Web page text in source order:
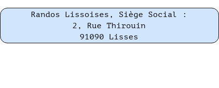
Randos Lissoises, Siège Social :
2, Rue Thirouin
91090 Lisses